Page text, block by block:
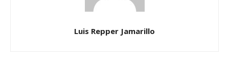
Luis Repper Jamarillo